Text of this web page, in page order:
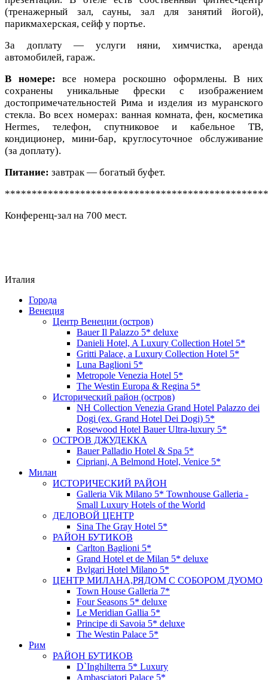
(тренажерный зал, сауны, зал для занятий йогой),
парикмахерская, сейф у портье.
За доплату — услуги няни, химчистка, аренда
автомобилей, гараж.
В номере: все номера роскошно оформлены. В них
сохранены уникальные фрески с изображением
достопримечательностей Рима и изделия из муранского
стекла. Во всех номерах: ванная комната, фен, косметика
Hermes, телефон, спутниковое и кабельное ТВ,
кондиционер, мини-бар, круглосуточное обслуживание
(за доплату).
Питание: завтрак — богатый буфет.
Конференц-зал на 700 мест.
Италия
Города
Венеция
Центр Венеции (остров)
Bauer Il Palazzo 5* deluxe
Danieli Hotel, A Luxury Collection Hotel 5*
Gritti Palace, a Luxury Collection Hotel 5*
Luna Baglioni 5*
Metropole Venezia Hotel 5*
The Westin Europa & Regina 5*
Исторический район (остров)
NH Collection Venezia Grand Hotel Palazzo dei
Dogi (ex. Grand Hotel Dei Dogi) 5*
Rosewood Hotel Bauer Ultra-luxury 5*
ОСТРОВ ДЖУДЕККА
Bauer Palladio Hotel & Spa 5*
Cipriani, A Belmond Hotel, Venice 5*
Милан
ИСТОРИЧЕСКИЙ РАЙОН
Galleria Vik Milano 5* Townhouse Galleria -
Small Luxury Hotels of the World
ДЕЛОВОЙ ЦЕНТР
Sina The Gray Hotel 5*
РАЙОН БУТИКОВ
Carlton Baglioni 5*
Grand Hotel et de Milan 5* deluxe
Bvlgari Hotel Milano 5*
ЦЕНТР МИЛАНА,РЯДОМ С СОБОРОМ ДУОМО
Town House Galleria 7*
Four Seasons 5* deluxe
Le Meridian Gallia 5*
Principe di Savoia 5* deluxe
The Westin Palace 5*
Рим
РАЙОН БУТИКОВ
D`Inghilterra 5* Luxury
Ambasciatori Palace 5*